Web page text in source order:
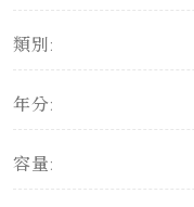
類別:
年分:
容量: